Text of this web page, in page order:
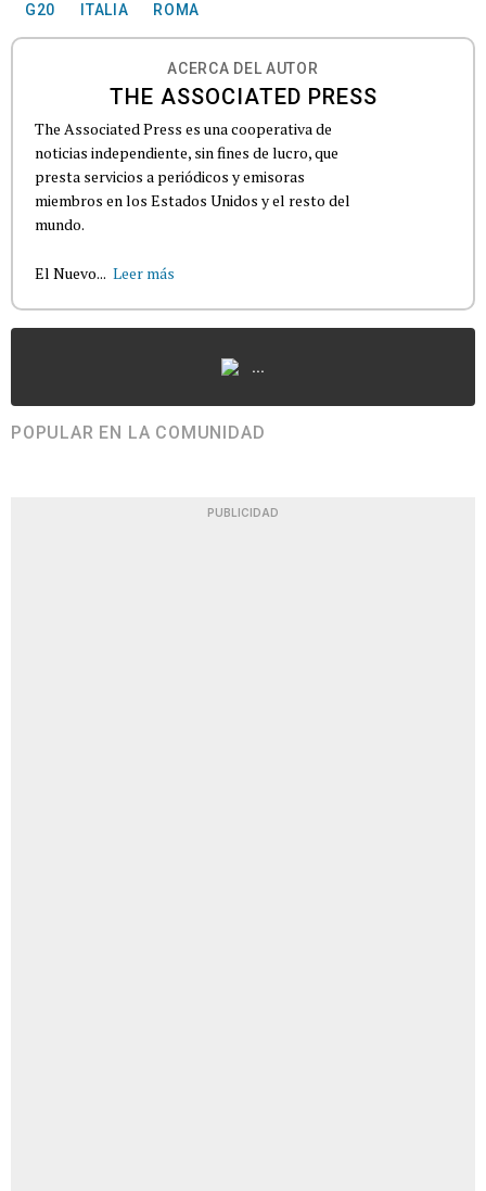
G20 ITALIA ROMA
ACERCA DEL AUTOR
THE ASSOCIATED PRESS
The Associated Press es una cooperativa de
noticias independiente, sin fines de lucro, que
presta servicios a periódicos y emisoras
miembros en los Estados Unidos y el resto del
mundo.
El Nuevo... Leer más
...
POPULAR EN LA COMUNIDAD
PUBLICIDAD